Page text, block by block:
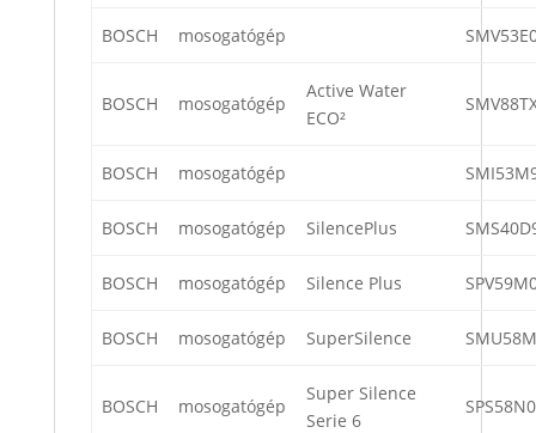
BOSCH mosogatógép
BOSCH mosogatógép
Active Water
ECO²
BOSCH mosogatógép
BOSCH mosogatógép SilencePlus
BOSCH mosogatógép Silence Plus
BOSCH mosogatógép SuperSilence
BOSCH mosogatógép
Super Silence
Serie 6